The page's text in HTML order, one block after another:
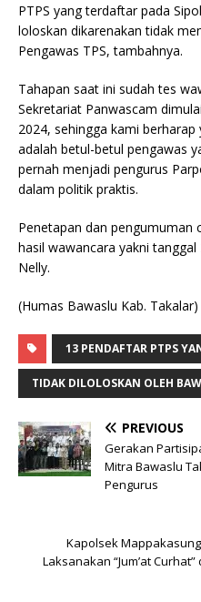
PTPS yang terdaftar pada
loloskan dikarenakan tidak
Pengawas TPS, tambahnya.
Tahapan saat ini sudah tes
Sekretariat Panwascam
2024, sehingga kami
adalah betul-betul pengawas
pernah menjadi pengurus
dalam politik praktis.
Penetapan dan pengumuman
hasil wawancara yakni
Nelly.
(Humas Bawaslu Kab. Takalar)
13 PENDAFTAR PTPS
TIDAK DILOLOSKAN OLEH
PREVIOUS
Gerakan
Mitra Bawaslu
Pengurus
Kapolsek
Laksanakan “Jum’at